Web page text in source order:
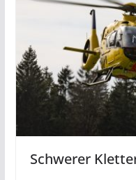
Schwerer